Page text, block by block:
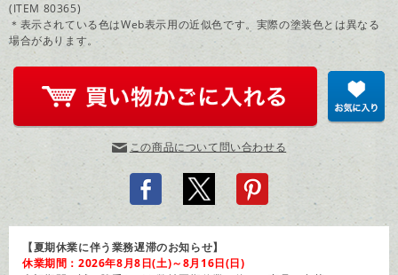
(ITEM 80365)
＊表示されている色はWeb表示用の近似色です。実際の塗装色とは異なる
場合があります。
この商品について問い合わせる
【夏期休業に伴う業務遅滞のお知らせ】
休業期間：2026年8月8日(土)～8月16日(日)